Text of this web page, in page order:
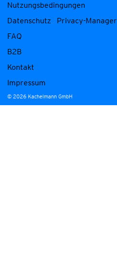
Nutzungsbedingungen
Datenschutz
Privacy-Manager
FAQ
B2B
Kontakt
Impressum
© 2026 Kachelmann GmbH